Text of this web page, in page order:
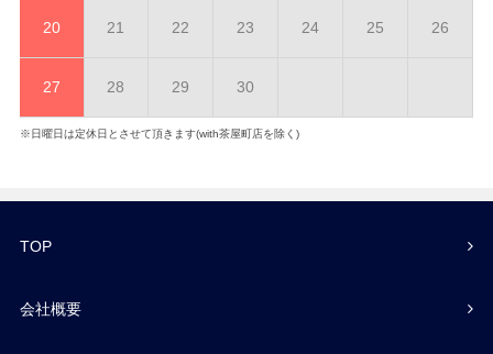
20 21 22 23 24 25 26
27 28 29 30
※日曜日は定休日とさせて頂きます(with茶屋町店を除く)
TOP
会社概要